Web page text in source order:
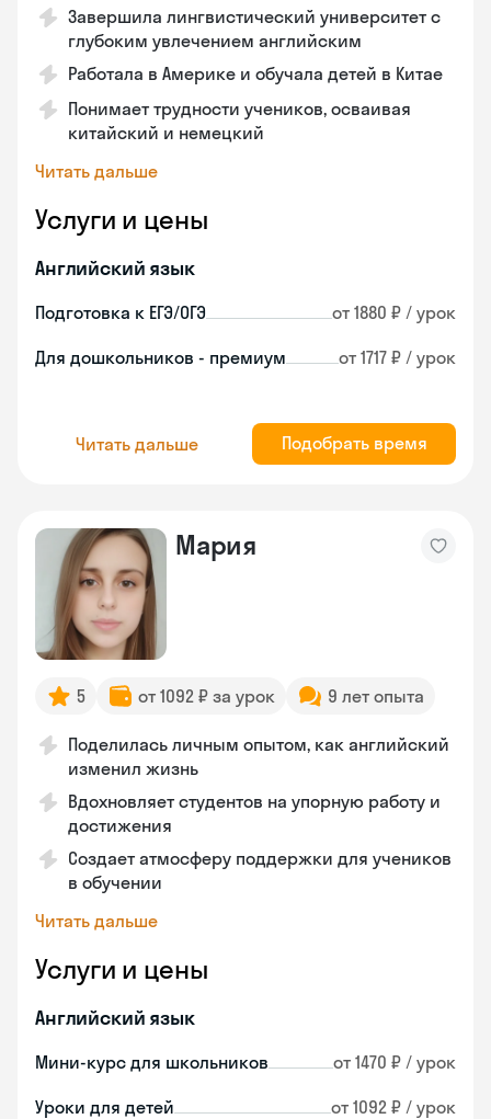
Завершила лингвистический университет с
глубоким увлечением английским
Работала в Америке и обучала детей в Китае
Понимает трудности учеников, осваивая
китайский и немецкий
Читать дальше
Услуги и цены
Английский язык
Подготовка к ЕГЭ/ОГЭ от 1880 ₽ / урок
Для дошкольников - премиум от 1717 ₽ / урок
Читать дальше Подобрать время
Мария
5 от 1092 ₽ за урок 9 лет опыта
Поделилась личным опытом, как английский
изменил жизнь
Вдохновляет студентов на упорную работу и
достижения
Создает атмосферу поддержки для учеников
в обучении
Читать дальше
Услуги и цены
Английский язык
Мини-курс для школьников от 1470 ₽ / урок
Уроки для детей от 1092 ₽ / урок